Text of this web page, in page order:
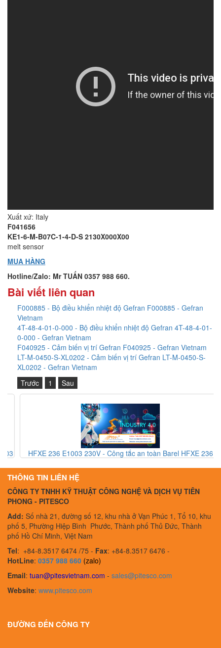
Xuất xứ: Italy
F041656
KE1-6-M-B07C-1-4-D-S 2130X000X00
melt sensor
MUA HÀNG
Hotline/Zalo: Mr TUẤN 0357 988 660.
Bài viết liên quan
F000885 - Bộ điều khiển nhiệt độ Gefran F000885 - Gefran
Vietnam
4T-48-4-01-0-000 - Bộ điều khiển nhiệt độ Gefran 4T-48-4-01-
0-000 - Gefran Vietnam
F040925 - Cảm biến vị trí Gefran F040925 - Gefran Vietnam
LT-M-0450-S-XL0202 - Cảm biến vị trí Gefran LT-M-0450-S-
XL0202 - Gefran Vietnam
Trước
1 Sau
HFXE 236 E1003 230V - Công tắc an toàn Barel HFXE 236
THÔNG TIN LIÊN HỆ
CÔNG TY TNHH KỸ THUẬT CÔNG NGHỆ VÀ DỊCH VỤ TIÊN
PHONG - PITESCO
Add: Số nhà 21, đường số 12, khu nhà ở Vạn Phúc 1, Tổ 10, khu
phố 5, Phường Hiệp Bình Phước, Thành phố Thủ Đức, Thành
phố Hồ Chí Minh, Việt Nam
Tel: +84-8.3517 6474 /75 - Fax: +84-8.3517 6476 -
HotLine: 0357 988 660 (zalo)
Email: tuan@pitesvietnam.com - sales@pitesco.com
Website: www.pitesco.com
ĐƯỜNG ĐẾN CÔNG TY